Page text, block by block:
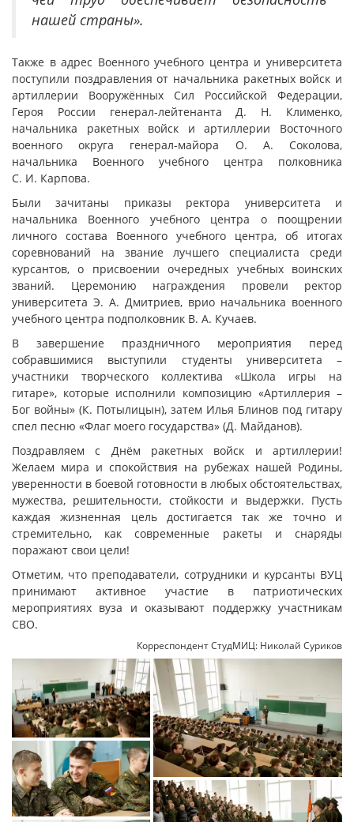
нашей страны».
Также в адрес Военного учебного центра и университета
поступили поздравления от начальника ракетных войск и
артиллерии Вооружённых Сил Российской Федерации,
Героя России генерал-лейтенанта Д. Н. Клименко,
начальника ракетных войск и артиллерии Восточного
военного округа генерал-майора О. А. Соколова,
начальника Военного учебного центра полковника
С. И. Карпова.
Были зачитаны приказы ректора университета и
начальника Военного учебного центра о поощрении
личного состава Военного учебного центра, об итогах
соревнований на звание лучшего специалиста среди
курсантов, о присвоении очередных учебных воинских
званий. Церемонию награждения провели ректор
университета Э. А. Дмитриев, врио начальника военного
учебного центра подполковник В. А. Кучаев.
В завершение праздничного мероприятия перед
собравшимися выступили студенты университета –
участники творческого коллектива «Школа игры на
гитаре», которые исполнили композицию «Артиллерия –
Бог войны» (К. Потылицын), затем Илья Блинов под гитару
спел песню «Флаг моего государства» (Д. Майданов).
Поздравляем с Днём ракетных войск и артиллерии!
Желаем мира и спокойствия на рубежах нашей Родины,
уверенности в боевой готовности в любых обстоятельствах,
мужества, решительности, стойкости и выдержки. Пусть
каждая жизненная цель достигается так же точно и
стремительно, как современные ракеты и снаряды
поражают свои цели!
Отметим, что преподаватели, сотрудники и курсанты ВУЦ
принимают активное участие в патриотических
мероприятиях вуза и оказывают поддержку участникам
СВО.
Корреспондент СтудМИЦ: Николай Суриков